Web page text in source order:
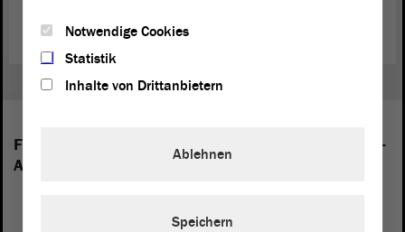
Folgende Fraktionen sind im Landtag von Sachsen-
Anhalt vertreten:
Notwendige Cookies
Statistik
Inhalte von Drittanbietern
Ablehnen
Speichern